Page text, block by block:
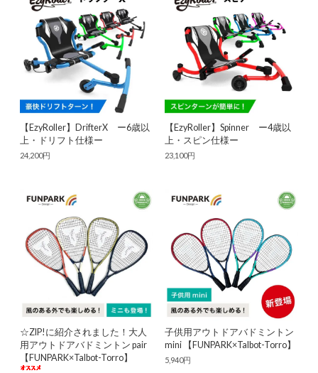
【EzyRoller】DrifterX ー6歳以
上・ドリフト仕様ー
24,200円
【EzyRoller】Spinner ー4歳以
上・スピン仕様ー
23,100円
☆ZIP!に紹介されました！大人
用アウトドアバドミントン pair
【FUNPARK×Talbot-Torro】
子供用アウトドアバドミントン
mini 【FUNPARK×Talbot-Torro】
5,940円